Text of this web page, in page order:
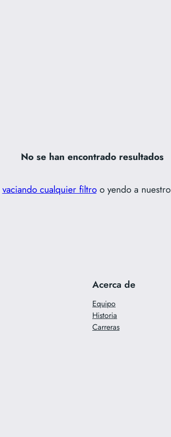
No se han encontrado resultados
vaciando cualquier filtroo yendo a nuestro
Acerca de
Equipo
Historia
Carreras